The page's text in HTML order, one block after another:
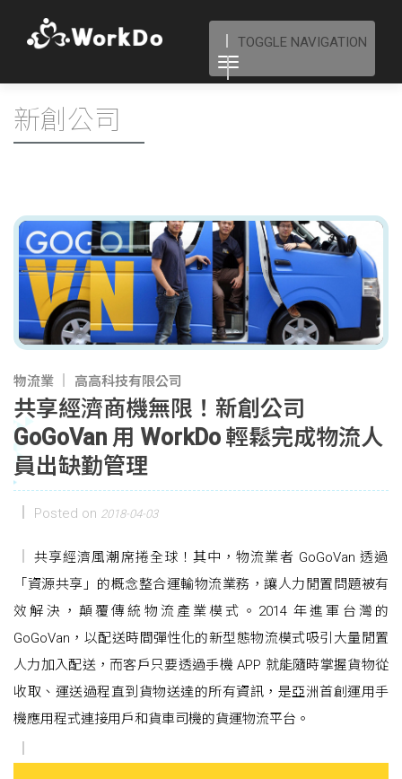
TOGGLE NAVIGATION
新創公司
物流業 高高科技有限公司
共享經濟商機無限！新創公司
GoGoVan 用 WorkDo 輕鬆完成物流人
員出缺勤管理
Posted on 2018-04-03
共享經濟風潮席捲全球！其中，物流業者 GoGoVan 透過
「資源共享」的概念整合運輸物流業務，讓人力閒置問題被有
效解決，顛覆傳統物流產業模式。2014 年進軍台灣的
GoGoVan，以配送時間彈性化的新型態物流模式吸引大量閒置
人力加入配送，而客戶只要透過手機 APP 就能隨時掌握貨物從
收取、運送過程直到貨物送達的所有資訊，是亞洲首創運用手
機應用程式連接用戶和貨車司機的貨運物流平台。